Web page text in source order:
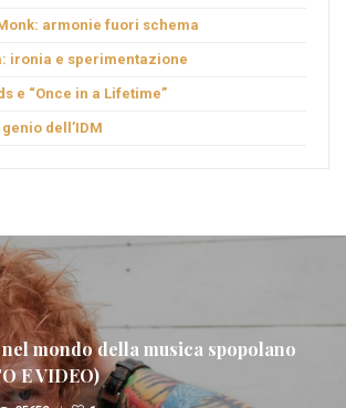
armonie fuori schema
ironia e sperimentazione
e “Once in a Lifetime”
dell’IDM
mondo della musica spopolano
E VIDEO)